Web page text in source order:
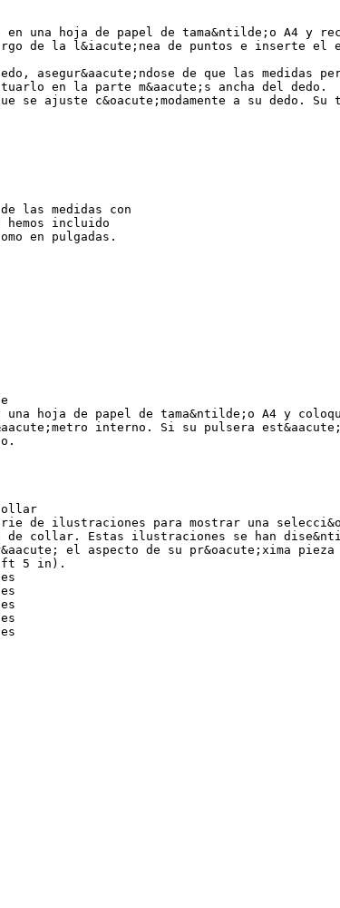
una hoja de papel de tama&ntilde;o A4 y
de la l&iacute;nea de puntos e inserte el
asegur&aacute;ndose de que las medidas
en la parte m&aacute;s ancha del dedo.
se ajuste c&oacute;modamente a su dedo.
las medidas con
incluido
en pulgadas.
una hoja de papel de tama&ntilde;o A4 y
interno. Si su pulsera
de ilustraciones para mostrar una
collar. Estas ilustraciones se han
el aspecto de su pr&oacute;xima
ft 5 in).